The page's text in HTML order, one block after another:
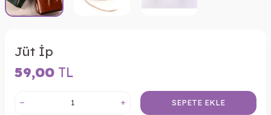
Jüt İp
59,00 TL
SEPETE EKLE